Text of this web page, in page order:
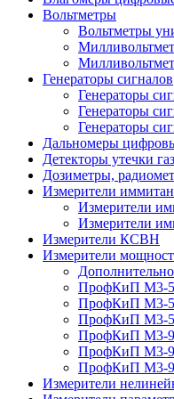
Вольтметры
Вольтметры
Генераторы сигналов
Генераторы
Генераторы
Генераторы
Дальномеры
Детекторы утечки
Дозиметры,
Измерители
Измерители
Измерители
Измерители КСВН
Измерители
ПрофКиП М3-
ПрофКиП М3-
ПрофКиП М3-
ПрофКиП М3-
ПрофКиП М3-
ПрофКиП М3-
Измерители